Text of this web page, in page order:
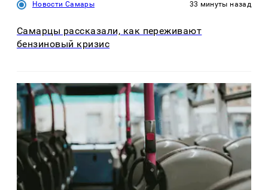
Новости Самары 33 минуты назад
Самарцы рассказали, как переживают
бензиновый кризис